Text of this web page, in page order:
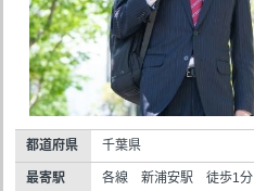
都道府県 千葉県
最寄駅 各線 新浦安駅 徒歩1分